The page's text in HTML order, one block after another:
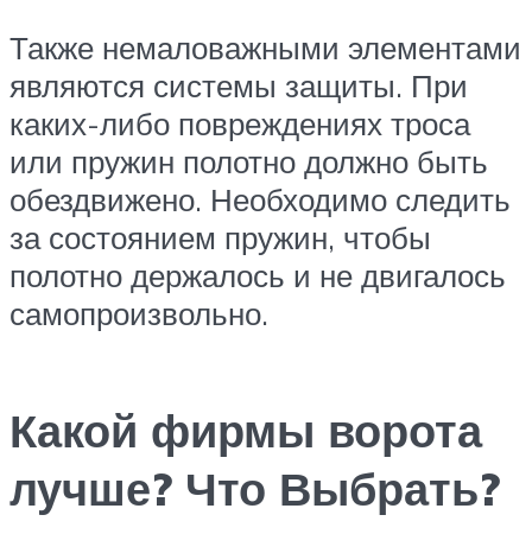
Также немаловажными элементами
являются системы защиты. При
каких-либо повреждениях троса
или пружин полотно должно быть
обездвижено. Необходимо следить
за состоянием пружин, чтобы
полотно держалось и не двигалось
самопроизвольно.
Какой фирмы ворота
лучше? Что Выбрать?